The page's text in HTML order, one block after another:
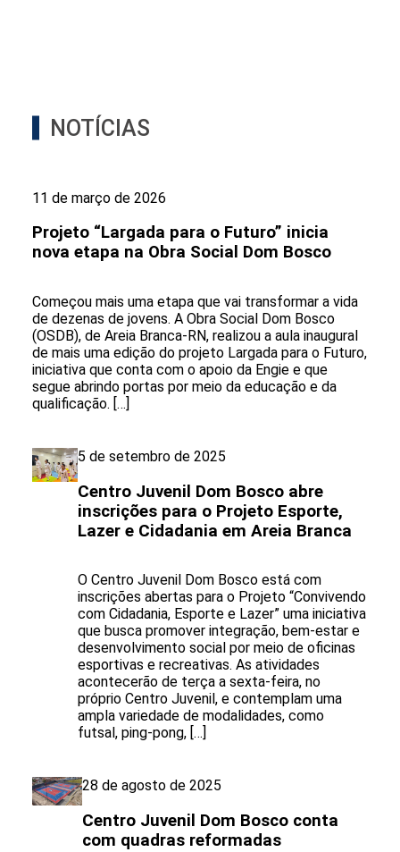
NOTÍCIAS
11 de março de 2026
Projeto “Largada para o Futuro” inicia
nova etapa na Obra Social Dom Bosco
Começou mais uma etapa que vai transformar a vida
de dezenas de jovens. A Obra Social Dom Bosco
(OSDB), de Areia Branca-RN, realizou a aula inaugural
de mais uma edição do projeto Largada para o Futuro,
iniciativa que conta com o apoio da Engie e que
segue abrindo portas por meio da educação e da
qualificação. […]
5 de setembro de 2025
Centro Juvenil Dom Bosco abre
inscrições para o Projeto Esporte,
Lazer e Cidadania em Areia Branca
O Centro Juvenil Dom Bosco está com
inscrições abertas para o Projeto “Convivendo
com Cidadania, Esporte e Lazer” uma iniciativa
que busca promover integração, bem-estar e
desenvolvimento social por meio de oficinas
esportivas e recreativas. As atividades
acontecerão de terça a sexta-feira, no
próprio Centro Juvenil, e contemplam uma
ampla variedade de modalidades, como
futsal, ping-pong, […]
28 de agosto de 2025
Centro Juvenil Dom Bosco conta
com quadras reformadas